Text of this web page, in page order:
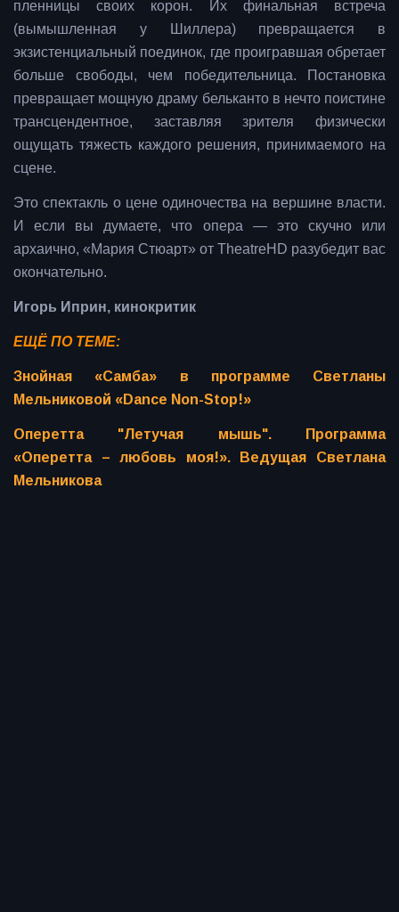
пленницы своих корон. Их финальная встреча
(вымышленная у Шиллера) превращается в
экзистенциальный поединок, где проигравшая обретает
больше свободы, чем победительница. Постановка
превращает мощную драму бельканто в нечто поистине
трансцендентное, заставляя зрителя физически
ощущать тяжесть каждого решения, принимаемого на
сцене.
Это спектакль о цене одиночества на вершине власти.
И если вы думаете, что опера — это скучно или
архаично, «Мария Стюарт» от TheatreHD разубедит вас
окончательно.
Игорь Иприн, кинокритик
ЕЩЁ ПО ТЕМЕ:
Знойная «Самба» в программе Светланы
Мельниковой «Dance Non-Stop!»
Оперетта "Летучая мышь". Программа
«Оперетта – любовь моя!». Ведущая Светлана
Мельникова